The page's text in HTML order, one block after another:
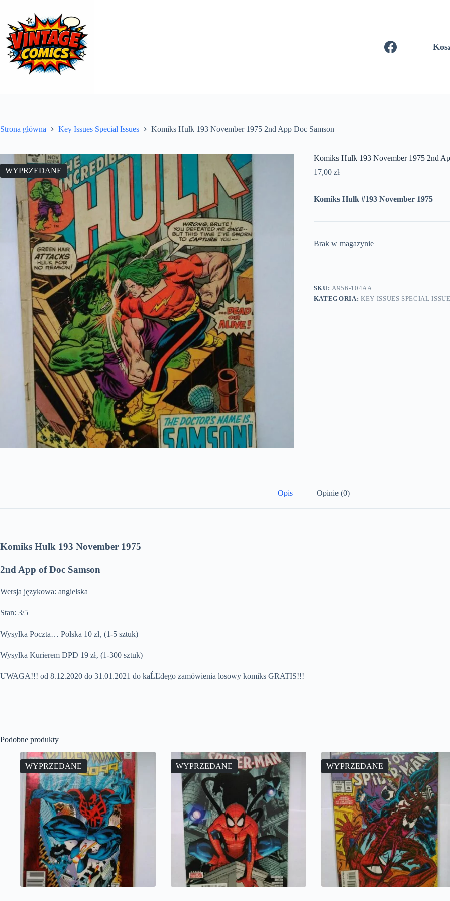
treści
Strona główna Key Issues Special Issues Komiks Hulk 193 November 1975 2nd App Doc Samson
WYPRZEDANE
Komiks Hulk 193 November 1975 2nd
17,00 zł
Komiks Hulk #193 November 1975
Brak w magazynie
SKU:A956-104AA
KATEGORIA: KEY ISSUES SPECIAL
Opis Opinie (0)
Komiks Hulk 193 November 1975
2nd App of Doc Samson
Wersja językowa: angielska
Stan: 3/5
Wysyłka Poczta… Polska 10 zł‚ (1-5 sztuk)
Wysyłka Kurierem DPD 19 zł‚ (1-300 sztuk)
UWAGA!!! od 8.12.2020 do 31.01.2021 do kaĹĽdego zamówienia losowy komiks GRATIS!!!
Podobne produkty
WYPRZEDANE WYPRZEDANE WYPRZEDANE